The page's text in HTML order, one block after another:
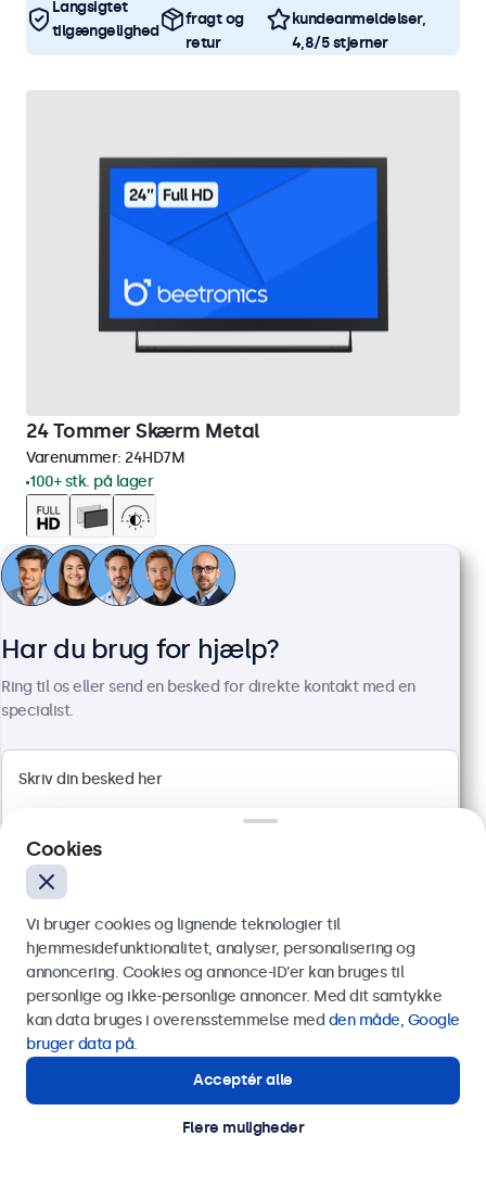
Langsigtet
tilgængelighed
fragt og
retur
kundeanmeldelser,
4,8/5 stjerner
24 Tommer Skærm Metal
Varenummer: 24HD7M
100+ stk. på lager
1920 x 1080 opløsning (Full HD)
HDMI, VGA, BNC og RCA
Montering: skrivebord, indbygget, væg
Ydermål: 560 x 337 x 41 mm
3.849,00 kr.
4.811,25 kr. inkl. moms
27 Tommer Skærm Metal
Har du brug for hjælp?
Ring til os eller send en besked for direkte kontakt med en
specialist.
Send
Eller ring til os på
Kontakt vores specialister.
Cookies
Vi bruger cookies og lignende teknologier til
hjemmesidefunktionalitet, analyser, personalisering og
annoncering. Cookies og annonce-ID’er kan bruges til
personlige og ikke-personlige annoncer. Med dit samtykke
kan data bruges i overensstemmelse med den måde, Google
bruger data på.
Acceptér alle
Flere muligheder